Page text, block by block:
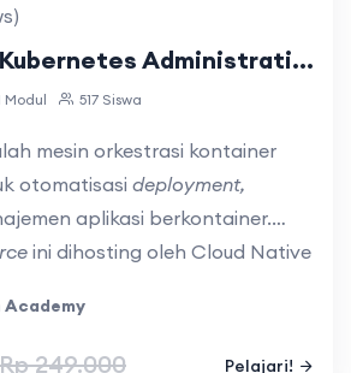
Lightweight Kubernetes Administration Using (K3D)
Modul 517 Siswa
mesin orkestrasi kontainer
otomatisasi deployment,
aplikasi berkontainer.
ini dihosting oleh Cloud Native
(CNCF)."
Academy
Rp 249.000 Pelajari!